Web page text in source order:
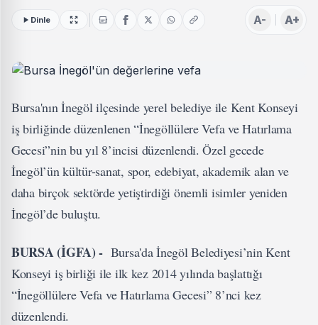
Dinle A- A+
Bursa'nın İnegöl ilçesinde yerel belediye ile Kent Konseyi
iş birliğinde düzenlenen “İnegöllülere Vefa ve Hatırlama
Gecesi”nin bu yıl 8’incisi düzenlendi. Özel gecede
İnegöl’ün kültür-sanat, spor, edebiyat, akademik alan ve
daha birçok sektörde yetiştirdiği önemli isimler yeniden
İnegöl’de buluştu.
BURSA (İGFA) - Bursa'da İnegöl Belediyesi’nin Kent
Konseyi iş birliği ile ilk kez 2014 yılında başlattığı
“İnegöllülere Vefa ve Hatırlama Gecesi” 8’nci kez
düzenlendi.